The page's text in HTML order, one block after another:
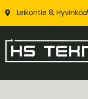
Leikontie 8, Hyvinkää